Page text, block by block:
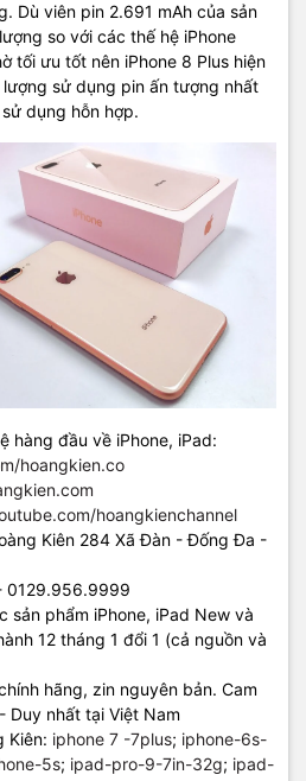
Dù viên pin 2.691 mAh của sản
so với các thế hệ iPhone
tối ưu tốt nên iPhone 8 Plus hiện
sử dụng pin ấn tượng nhất
dụng hỗn hợp.
hàng đầu về iPhone, iPad:
hoangkien.co
hoangkienchannel
Kiên 284 Xã Đàn - Đống Đa -
0129.956.9999
sản phẩm iPhone, iPad New và
12 tháng 1 đổi 1 (cả nguồn và
hãng, zin nguyên bản. Cam
Duy nhất tại Việt Nam
Kiên: iphone 7 -7plus; iphone-6s-
5s; ipad-pro-9-7in-32g; ipad-